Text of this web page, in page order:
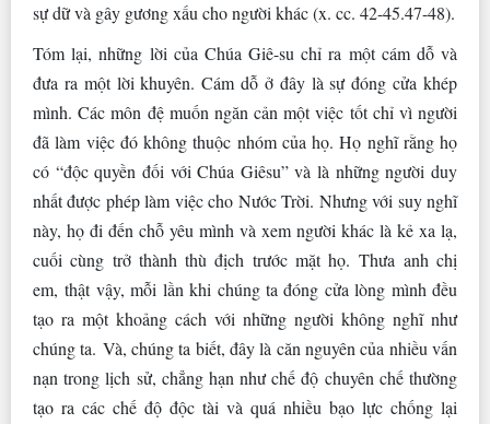
sự dữ và gây gương xấu cho người khác (x. cc. 42-45.47-48).
Tóm lại, những lời của Chúa Giê-su chỉ ra một cám dỗ và
đưa ra một lời khuyên. Cám dỗ ở đây là sự đóng cửa khép
mình. Các môn đệ muốn ngăn cản một việc tốt chỉ vì người
đã làm việc đó không thuộc nhóm của họ. Họ nghĩ rằng họ
có “độc quyền đối với Chúa Giêsu” và là những người duy
nhất được phép làm việc cho Nước Trời. Nhưng với suy nghĩ
này, họ đi đến chỗ yêu mình và xem người khác là kẻ xa lạ,
cuối cùng trở thành thù địch trước mặt họ. Thưa anh chị
em, thật vậy, mỗi lần khi chúng ta đóng cửa lòng mình đều
tạo ra một khoảng cách với những người không nghĩ như
chúng ta. Và, chúng ta biết, đây là căn nguyên của nhiều vấn
nạn trong lịch sử, chẳng hạn như chế độ chuyên chế thường
tạo ra các chế độ độc tài và quá nhiều bạo lực chống lại